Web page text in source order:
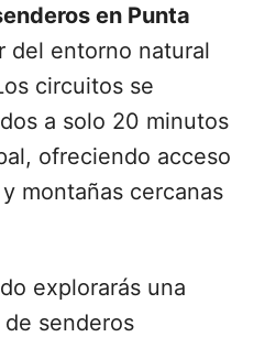
en Punta
del entorno natural
circuitos se
a solo 20 minutos
ofreciendo acceso
montañas cercanas
explorarás una
senderos